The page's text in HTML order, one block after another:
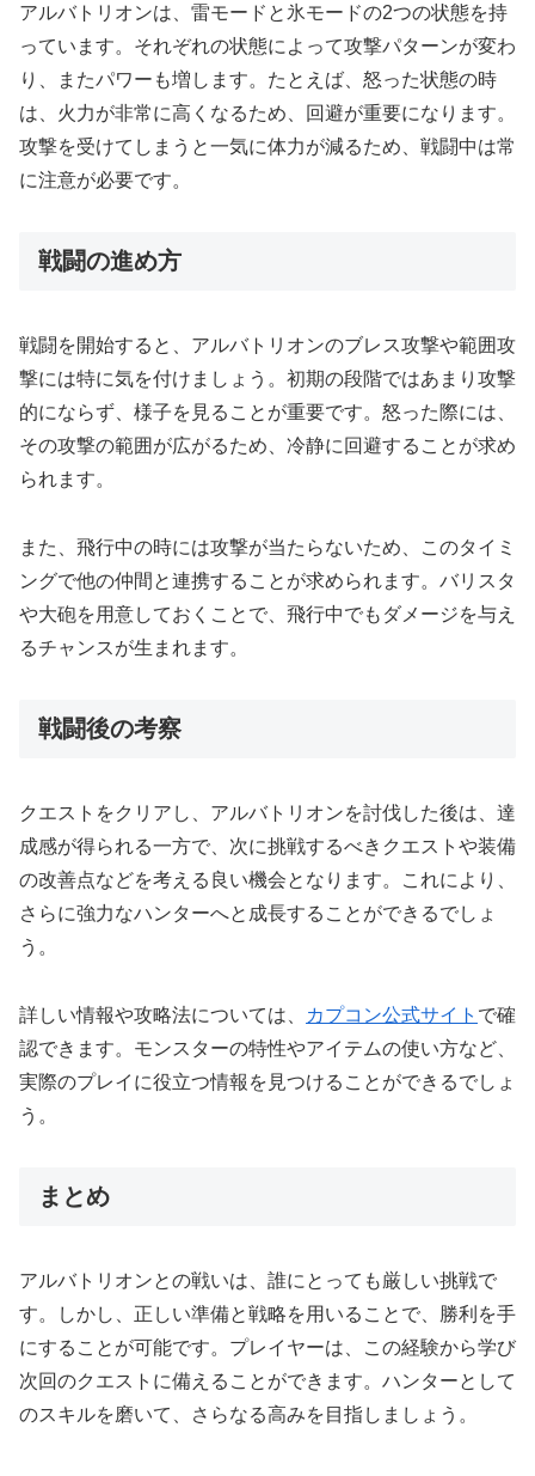
アルバトリオンは、雷モードと氷モードの2つの状態を持
っています。それぞれの状態によって攻撃パターンが変わ
り、またパワーも増します。たとえば、怒った状態の時
は、火力が非常に高くなるため、回避が重要になります。
攻撃を受けてしまうと一気に体力が減るため、戦闘中は常
に注意が必要です。
戦闘の進め方
戦闘を開始すると、アルバトリオンのブレス攻撃や範囲攻
撃には特に気を付けましょう。初期の段階ではあまり攻撃
的にならず、様子を見ることが重要です。怒った際には、
その攻撃の範囲が広がるため、冷静に回避することが求め
られます。
また、飛行中の時には攻撃が当たらないため、このタイミ
ングで他の仲間と連携することが求められます。バリスタ
や大砲を用意しておくことで、飛行中でもダメージを与え
るチャンスが生まれます。
戦闘後の考察
クエストをクリアし、アルバトリオンを討伐した後は、達
成感が得られる一方で、次に挑戦するべきクエストや装備
の改善点などを考える良い機会となります。これにより、
さらに強力なハンターへと成長することができるでしょ
う。
詳しい情報や攻略法については、 カプコン公式サイト で確
認できます。モンスターの特性やアイテムの使い方など、
実際のプレイに役立つ情報を見つけることができるでしょ
う。
まとめ
アルバトリオンとの戦いは、誰にとっても厳しい挑戦で
す。しかし、正しい準備と戦略を用いることで、勝利を手
にすることが可能です。プレイヤーは、この経験から学び
次回のクエストに備えることができます。ハンターとして
のスキルを磨いて、さらなる高みを目指しましょう。